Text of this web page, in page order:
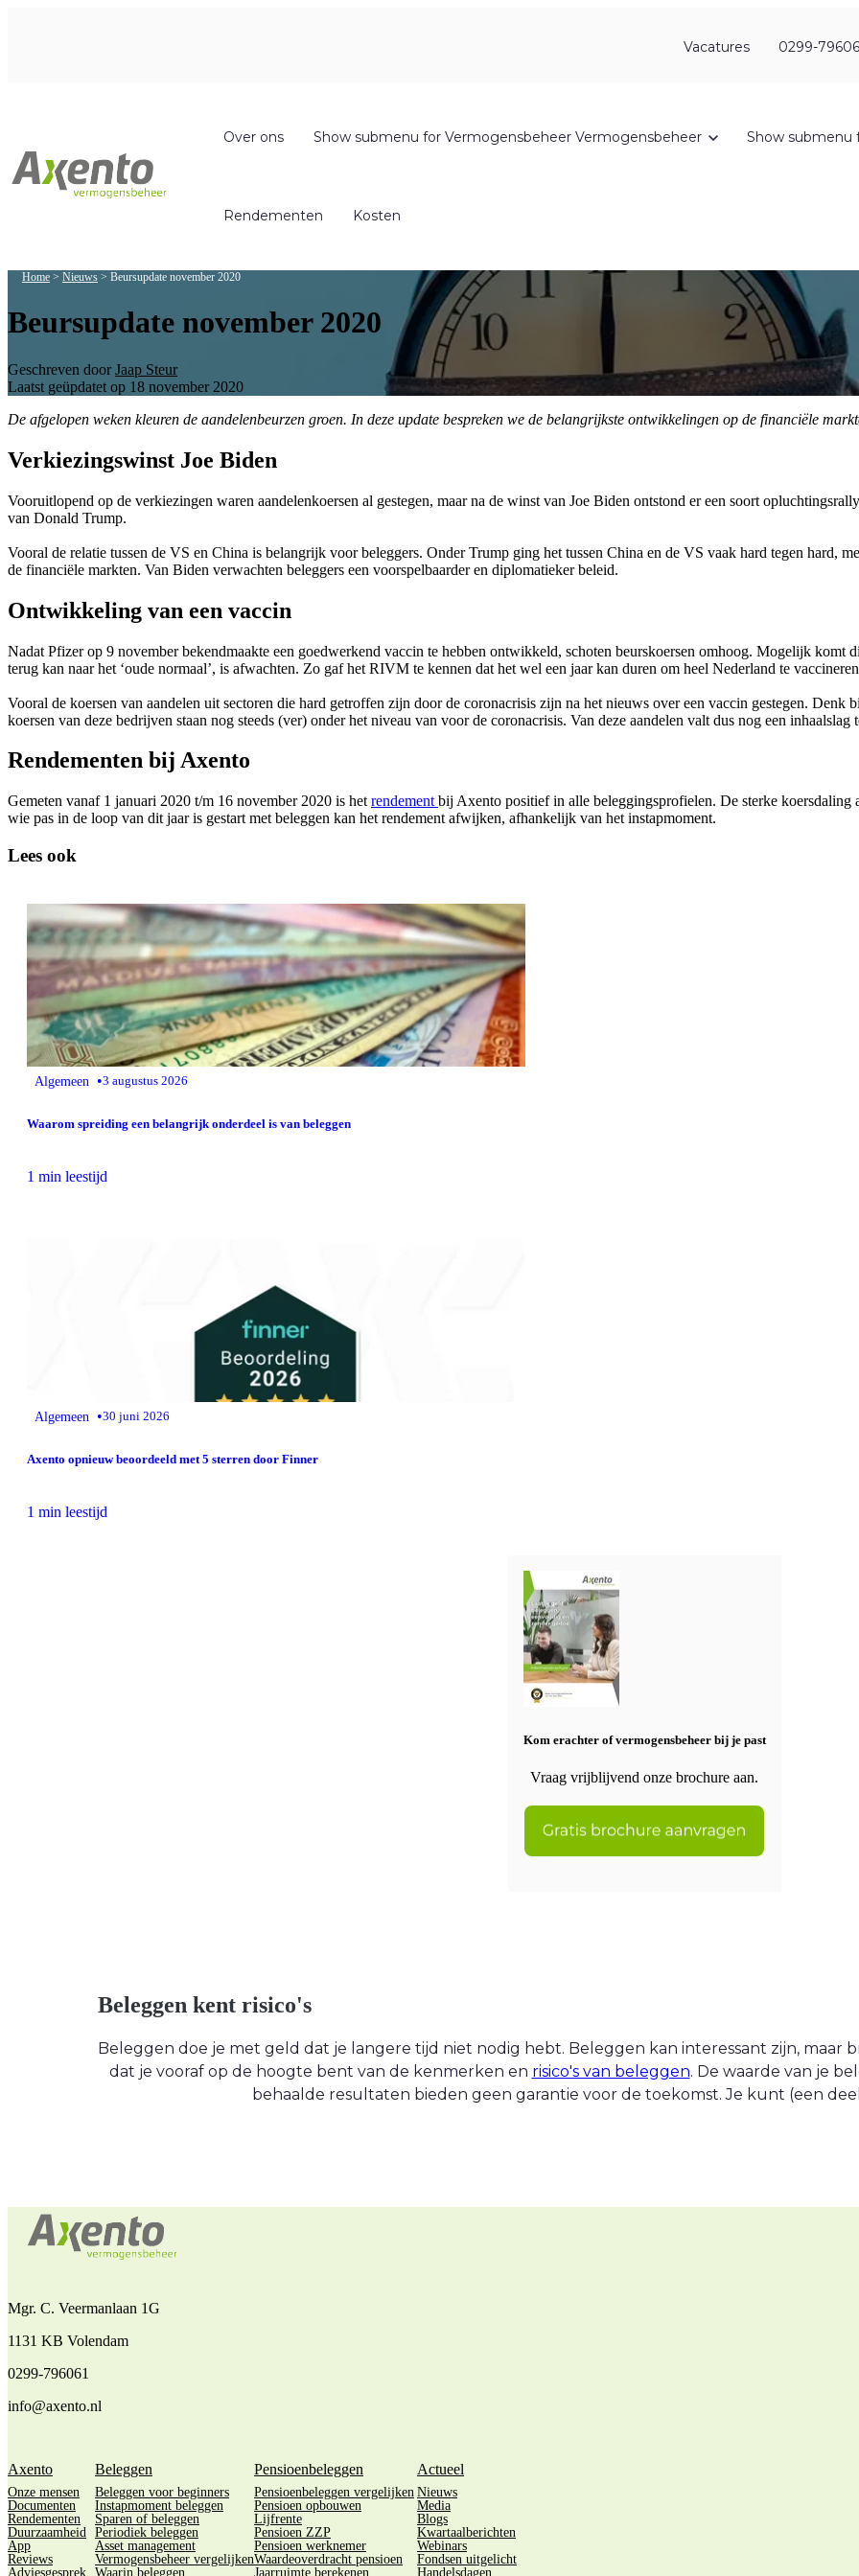
Vacatures 0299-
Over ons Show submenu for Vermogensbeheer Vermogensbeheer Show submenu
Rendementen Kosten
Home > Nieuws > Beursupdate november 2020
Beursupdate november 2020
Geschreven door Jaap Steur
Laatst geüpdatet op 18 november 2020
De afgelopen weken kleuren de aandelenbeurzen groen. In deze update bespreken we de belangrijkste ontwikkelingen op de financiële
Verkiezingswinst Joe Biden
Vooruitlopend op de verkiezingen waren aandelenkoersen al gestegen, maar na de winst van Joe Biden ontstond er een soort
van Donald Trump.
Vooral de relatie tussen de VS en China is belangrijk voor beleggers. Onder Trump ging het tussen China en de VS vaak hard tegen hard,
de financiële markten. Van Biden verwachten beleggers een voorspelbaarder en diplomatieker beleid.
Ontwikkeling van een vaccin
Nadat Pfizer op 9 november bekendmaakte een goedwerkend vaccin te hebben ontwikkeld, schoten beurskoersen omhoog. Mogelijk komt
terug kan naar het ‘oude normaal’, is afwachten. Zo gaf het RIVM te kennen dat het wel een jaar kan duren om heel Nederland te
Vooral de koersen van aandelen uit sectoren die hard getroffen zijn door de coronacrisis zijn na het nieuws over een vaccin gestegen. Denk
koersen van deze bedrijven staan nog steeds (ver) onder het niveau van voor de coronacrisis. Van deze aandelen valt dus nog een inhaalslag
Rendementen bij Axento
Gemeten vanaf 1 januari 2020 t/m 16 november 2020 is het rendement bij Axento positief in alle beleggingsprofielen. De sterke
wie pas in de loop van dit jaar is gestart met beleggen kan het rendement afwijken, afhankelijk van het instapmoment.
Lees ook
Algemeen •3 augustus 2026
Waarom spreiding een belangrijk onderdeel is van beleggen
1 min leestijd
Algemeen •30 juni 2026
Axento opnieuw beoordeeld met 5 sterren door Finner
1 min leestijd
Kom erachter of vermogensbeheer bij je past
Vraag vrijblijvend onze brochure aan.
Beleggen kent risico's
Beleggen doe je met geld dat je langere tijd niet nodig hebt. Beleggen kan interessant zijn, maar
dat je vooraf op de hoogte bent van de kenmerken en risico's van beleggen. De waarde van je
behaalde resultaten bieden geen garantie voor de toekomst. Je kunt (een
Mgr. C. Veermanlaan 1G
1131 KB Volendam
0299-796061
info@axento.nl
Axento
Onze mensen
Documenten
Rendementen
Duurzaamheid
App
Reviews
Adviesgesprek
Beleggen
Beleggen voor beginners
Instapmoment beleggen
Sparen of beleggen
Periodiek beleggen
Asset management
Vermogensbeheer vergelijken
Waarin beleggen
Pensioenbeleggen
Pensioenbeleggen vergelijken
Pensioen opbouwen
Lijfrente
Pensioen ZZP
Pensioen werknemer
Waardeoverdracht pensioen
Jaarruimte berekenen
Actueel
Nieuws
Media
Blogs
Kwartaalberichten
Webinars
Fondsen uitgelicht
Handelsdagen